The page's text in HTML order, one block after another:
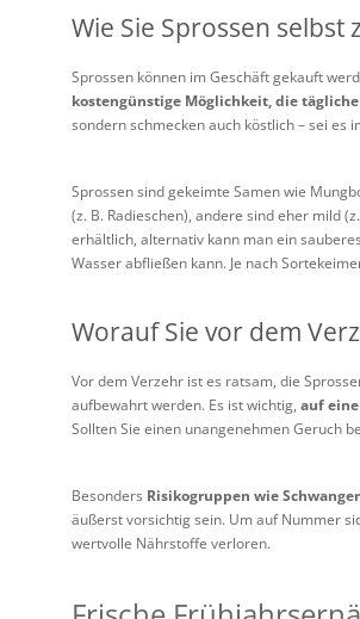
Wie Sie Sprossen selbst
Sprossen können im Geschäft gekauft
kostengünstige Möglichkeit, die
sondern schmecken auch köstlich – sei es
Sprossen sind gekeimte Samen wie
(z. B. Radieschen), andere sind eher mild
erhältlich, alternativ kann man ein
Wasser abfließen kann. Je nach
Worauf Sie vor dem
Vor dem Verzehr ist es ratsam, die
aufbewahrt werden. Es ist wichtig, auf
Sollten Sie einen unangenehmen Geruch
Besonders Risikogruppen wie
äußerst vorsichtig sein. Um auf Nummer
wertvolle Nährstoffe verloren.